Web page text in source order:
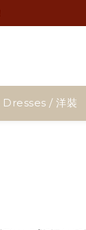
Dresses / 洋裝